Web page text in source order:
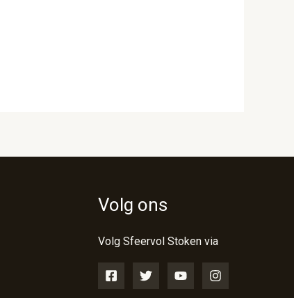
Volg ons
Volg Sfeervol Stoken via